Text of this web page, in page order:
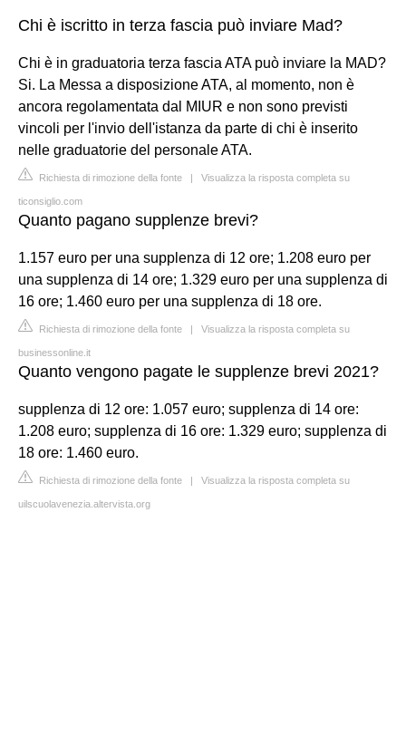
Chi è iscritto in terza fascia può inviare Mad?
Chi è in graduatoria terza fascia ATA può inviare la MAD?
Si. La Messa a disposizione ATA, al momento, non è
ancora regolamentata dal MIUR e non sono previsti
vincoli per l'invio dell'istanza da parte di chi è inserito
nelle graduatorie del personale ATA.
Richiesta di rimozione della fonte | Visualizza la risposta completa su
ticonsiglio.com
Quanto pagano supplenze brevi?
1.157 euro per una supplenza di 12 ore; 1.208 euro per
una supplenza di 14 ore; 1.329 euro per una supplenza di
16 ore; 1.460 euro per una supplenza di 18 ore.
Richiesta di rimozione della fonte | Visualizza la risposta completa su
businessonline.it
Quanto vengono pagate le supplenze brevi 2021?
supplenza di 12 ore: 1.057 euro; supplenza di 14 ore:
1.208 euro; supplenza di 16 ore: 1.329 euro; supplenza di
18 ore: 1.460 euro.
Richiesta di rimozione della fonte | Visualizza la risposta completa su
uilscuolavenezia.altervista.org